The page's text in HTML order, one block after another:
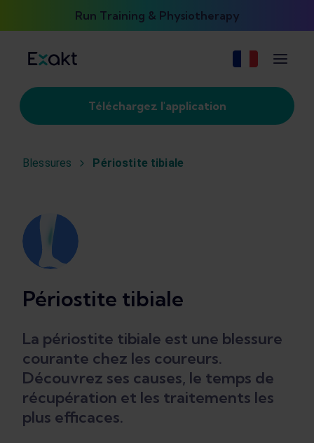
Run Training & Physiotherapy
Téléchargez l'application
Blessures Périostite tibiale
Périostite tibiale
La périostite tibiale est une blessure
courante chez les coureurs.
Découvrez ses causes, le temps de
récupération et les traitements les
plus efficaces.